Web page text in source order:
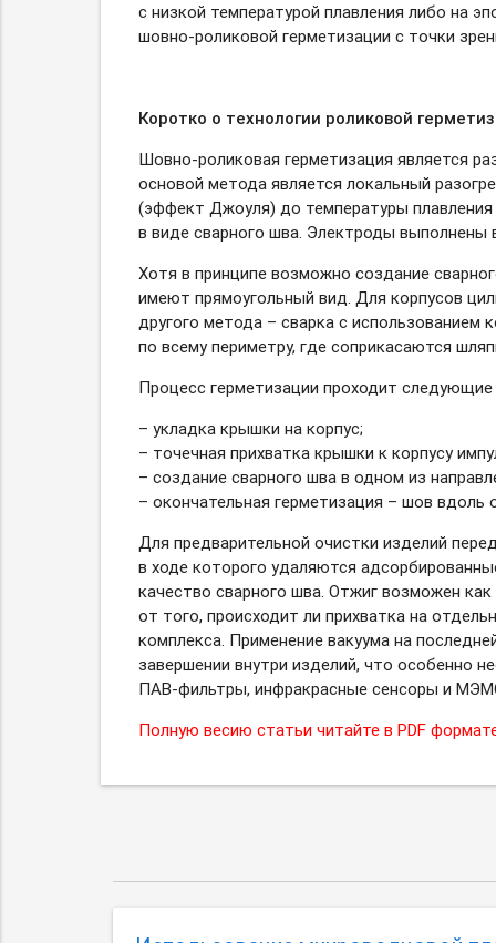
с низкой температурой плавления либо на
шовно-роликовой герметизации с точки
Коротко о технологии роликовой
Шовно-роликовая герметизация является
основой метода является локальный
(эффект Джоуля) до температуры
в виде сварного шва. Электроды
Хотя в принципе возможно создание
имеют прямоугольный вид. Для корпусов
другого метода – сварка с использованием
по всему периметру, где соприкасаются
Процесс герметизации проходит следующие
– укладка крышки на корпус;
– точечная прихватка крышки к корпусу
– создание сварного шва в одном из
– окончательная герметизация – шов вдоль
Для предварительной очистки изделий
в ходе которого удаляются
качество сварного шва. Отжиг возможен
от того, происходит ли прихватка на
комплекса. Применение вакуума на
завершении внутри изделий, что особенно
ПАВ-фильтры, инфракрасные сенсоры и
Полную весию статьи читайте в PDF